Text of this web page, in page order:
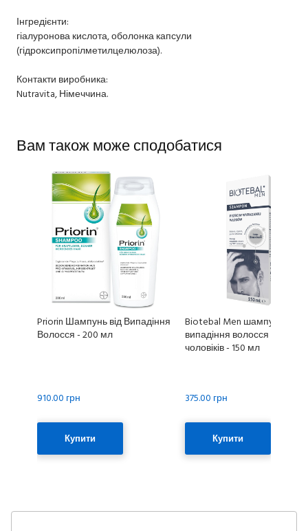
Інгредієнти:
гіалуронова кислота, оболонка капсули
(гідроксипропілметилцелюлоза).
Контакти виробника:
Nutravita, Німеччина.
Вам також може сподобатися
Priorin Шампунь від Випадіння
Волосся - 200 мл
910.00 грн
Купити
Biotebal Men шампунь
випадіння волосся для
чоловіків - 150 мл
375.00 грн
Купити